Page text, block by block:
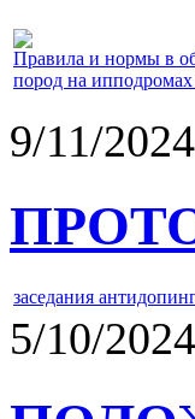
Правила и нормы в
пород на
9/11/2024
заседания
5/10/2024